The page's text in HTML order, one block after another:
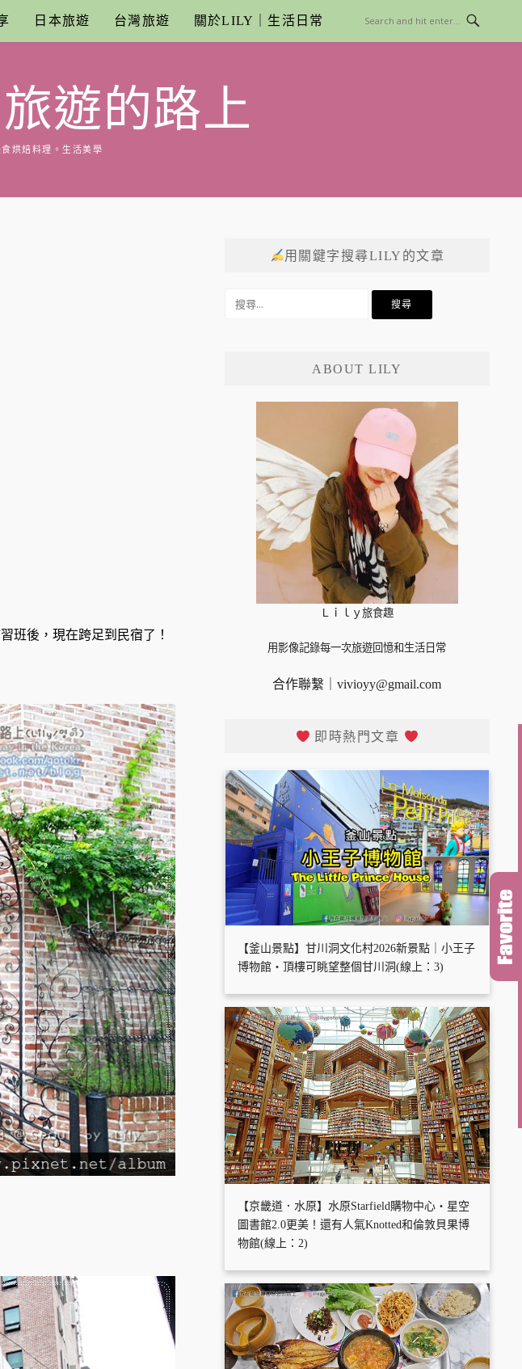
日本旅遊 台灣旅遊 關於LILY｜生活日常
遊的路上
烘焙料理。生活美學
班後，現在跨足到民宿了！
用關鍵字搜尋LILY的文章
ABOUT LILY
Ｌｉｌｙ旅食趣
用影像記錄每一次旅遊回憶和生活日常
合作聯繫｜vivioyy@gmail.com
即時熱門文章
【釜山景點】甘川洞文化村2026新景點｜小王子
博物館・頂樓可眺望整個甘川洞(線上：3)
【京畿道．水原】水原Starfield購物中心・星空
圖書館2.0更美！還有人氣Knotted和倫敦貝果博
物館(線上：2)